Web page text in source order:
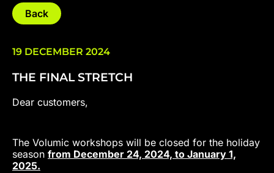
Back
19 DECEMBER 2024
THE FINAL STRETCH
Dear customers,
The Volumic workshops will be closed for the holiday
season from December 24, 2024, to January 1,
2025.